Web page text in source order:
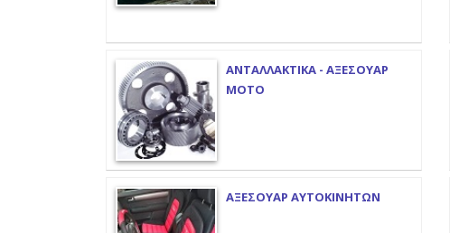
ΑΝΤΑΛΛΑΚΤΙΚΑ - ΑΞΕΣΟΥΑΡ
ΜΟΤΟ
ΑΞΕΣΟΥΑΡ ΑΥΤΟΚΙΝΗΤΩΝ